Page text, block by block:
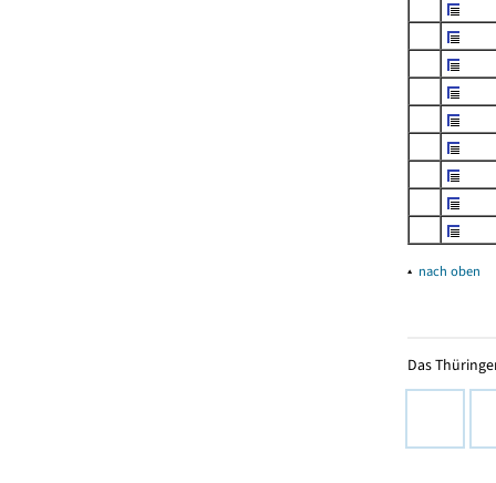
▴ nach oben
Das